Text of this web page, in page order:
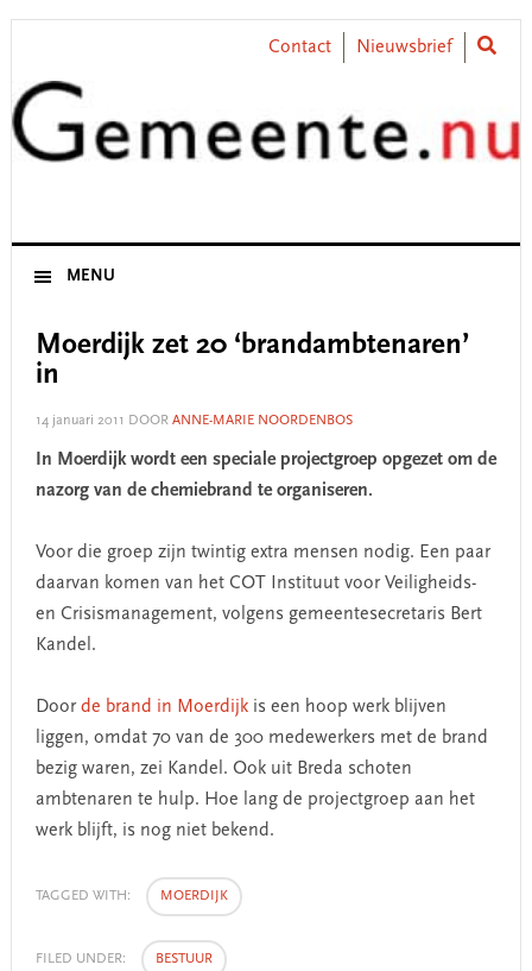
Skip
primary
navigation
Skip
content
Skip
primary
sidebar
Skip
footer
Contact Nieuwsbrief
MENU
Moerdijk zet 20 ‘brandambtenaren’
in
14 januari 2011 DOOR ANNE-MARIE NOORDENBOS
In Moerdijk wordt een speciale projectgroep opgezet om de
nazorg van de chemiebrand te organiseren.
Voor die groep zijn twintig extra mensen nodig. Een paar
daarvan komen van het COT Instituut voor Veiligheids-
en Crisismanagement, volgens gemeentesecretaris Bert
Kandel.
Doorde brand in Moerdijkis een hoop werk blijven
liggen, omdat 70 van de 300 medewerkers met de brand
bezig waren, zei Kandel. Ook uit Breda schoten
ambtenaren te hulp. Hoe lang de projectgroep aan het
werk blijft, is nog niet bekend.
TAGGED WITH: MOERDIJK
FILED UNDER: BESTUUR